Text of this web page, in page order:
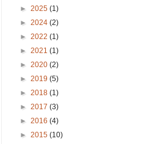
► 2025 (1)
► 2024 (2)
► 2022 (1)
► 2021 (1)
► 2020 (2)
► 2019 (5)
► 2018 (1)
► 2017 (3)
► 2016 (4)
► 2015 (10)